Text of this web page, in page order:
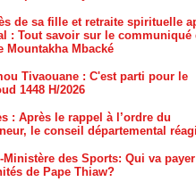
Tivaouane : C'est parti pour le
1448 H/2026
le conseil départemental réagit
de Pape Thiaw?
de 8 cm en 24 heures